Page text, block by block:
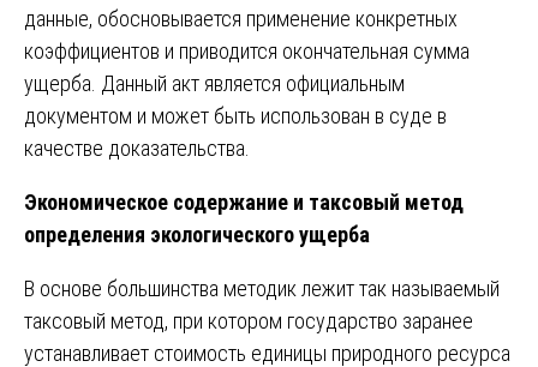
данные, обосновывается применение конкретных
коэффициентов и приводится окончательная сумма
ущерба. Данный акт является официальным
документом и может быть использован в суде в
качестве доказательства.
Экономическое содержание и таксовый метод
определения экологического ущерба
В основе большинства методик лежит так называемый
таксовый метод, при котором государство заранее
устанавливает стоимость единицы природного ресурса